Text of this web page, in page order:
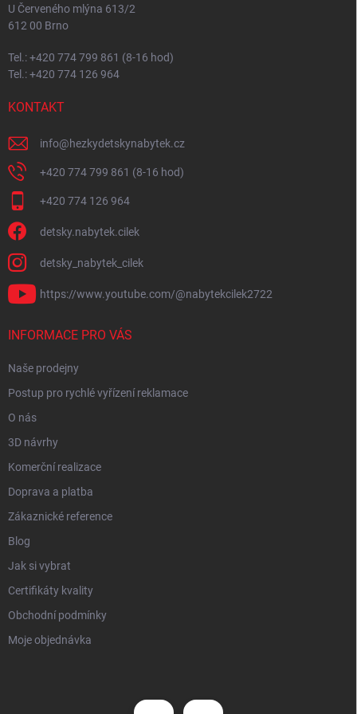
U Červeného mlýna 613/2
612 00 Brno
Tel.: +420 774 799 861 (8-16 hod)
Tel.: +420 774 126 964
KONTAKT
info@hezkydetskynabytek.cz
+420 774 799 861 (8-16 hod)
+420 774 126 964
detsky.nabytek.cilek
detsky_nabytek_cilek
https://www.youtube.com/@nabytekcilek2722
INFORMACE PRO VÁS
Naše prodejny
Postup pro rychlé vyřízení reklamace
O nás
3D návrhy
Komerční realizace
Doprava a platba
Zákaznické reference
Blog
Jak si vybrat
Certifikáty kvality
Obchodní podmínky
Moje objednávka